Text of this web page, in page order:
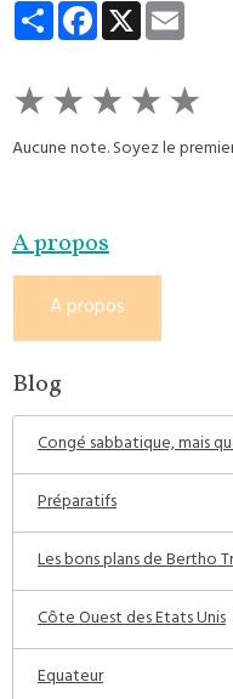
PartagerFacebook
X
★★★★★
Aucune note. Soyez le
A propos
A propos
Blog
Congé sabbatique, mais
Préparatifs
Les bons plans de Bertho
Côte Ouest des Etats Unis
Equateur